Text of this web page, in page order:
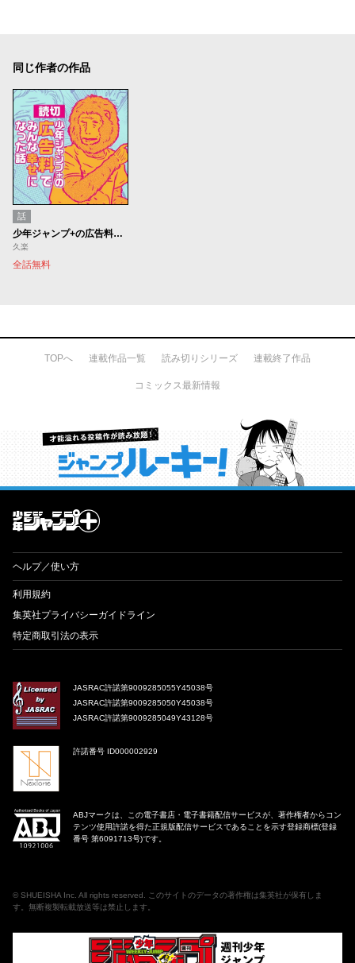
同じ作者の作品
話
少年ジャンプ+の広告料でみんな幸せになった話
久楽
全話無料
TOPへ 連載作品一覧 読み切りシリーズ 連載終了作品
コミックス最新情報
才能溢れる投稿作が読み放題！ ジャンプルーキー！
ヘルプ／使い方
利用規約
集英社プライバシーガイドライン
特定商取引法の表示
JASRAC許諾第9009285055Y45038号
JASRAC許諾第9009285050Y45038号
JASRAC許諾第9009285049Y43128号
許諾番号 ID000002929
ABJマークは、この電子書店・電子書籍配信サービスが、著作権者からコン
テンツ使用許諾を得た正規版配信サービスであることを示す登録商標(登録
番号 第6091713号)です。
© SHUEISHA Inc . All rights reserved. このサイトのデータの著作権は集英社が保有しま
す。無断複製転載放送等は禁止します。